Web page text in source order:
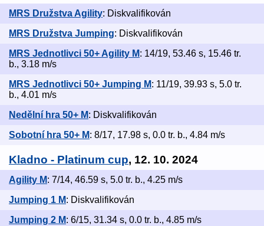
MRS Družstva Agility: Diskvalifikován
MRS Družstva Jumping: Diskvalifikován
MRS Jednotlivci 50+ Agility M: 14/19, 53.46 s, 15.46 tr.
b., 3.18 m/s
MRS Jednotlivci 50+ Jumping M: 11/19, 39.93 s, 5.0 tr.
b., 4.01 m/s
Nedělní hra 50+ M: Diskvalifikován
Sobotní hra 50+ M: 8/17, 17.98 s, 0.0 tr. b., 4.84 m/s
Kladno - Platinum cup, 12. 10. 2024
Agility M: 7/14, 46.59 s, 5.0 tr. b., 4.25 m/s
Jumping 1 M: Diskvalifikován
Jumping 2 M: 6/15, 31.34 s, 0.0 tr. b., 4.85 m/s